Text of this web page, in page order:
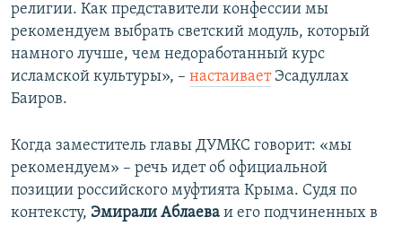
религии. Как представители конфессии мы
рекомендуем выбрать светский модуль, который
намного лучше, чем недоработанный курс
исламской культуры», – настаиваетЭсадуллах
Баиров.
Когда заместитель главы ДУМКС говорит: «мы
рекомендуем» – речь идет об официальной
позиции российского муфтията Крыма. Судя по
контексту, Эмирали Аблаева и его подчиненных в